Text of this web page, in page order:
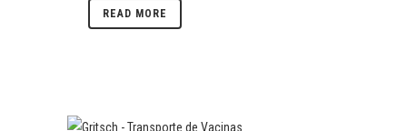
READ MORE